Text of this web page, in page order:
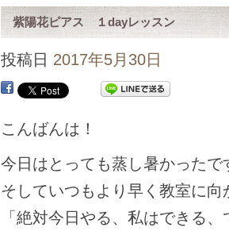
紫陽花ピアス １dayレッスン
投稿日 2017年5月30日
こんばんは！
今日はとっても蒸し暑かったで
そしていつもより早く教室に向
「絶対今日やる、私はできる